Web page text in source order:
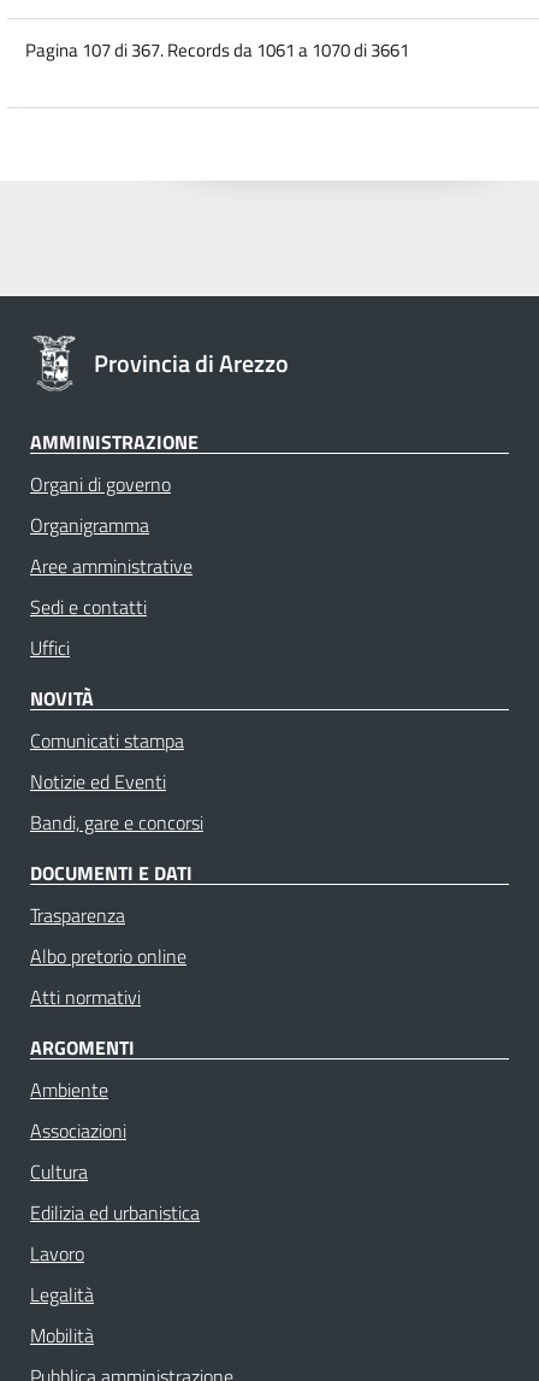
Pagina 107 di 367. Records da 1061 a 1070 di 3661
Provincia di Arezzo
AMMINISTRAZIONE
Organi di governo
Organigramma
Aree amministrative
Sedi e contatti
Uffici
NOVITÀ
Comunicati stampa
Notizie ed Eventi
Bandi, gare e concorsi
DOCUMENTI E DATI
Trasparenza
Albo pretorio online
Atti normativi
ARGOMENTI
Ambiente
Associazioni
Cultura
Edilizia ed urbanistica
Lavoro
Legalità
Mobilità